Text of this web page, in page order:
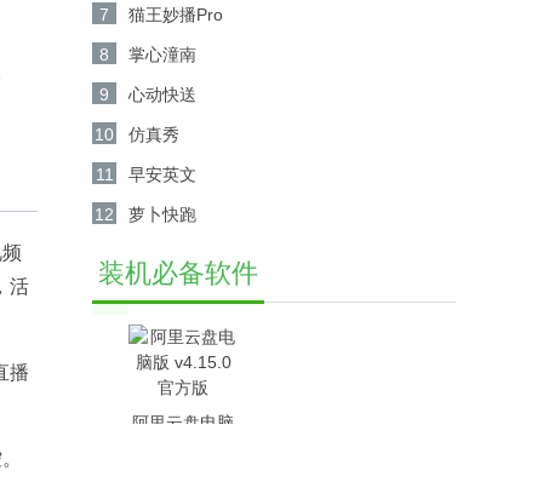
活
播
7 猫王妙播Pro
8 掌心潼南
9 心动快送
10 仿真秀
11 早安英文
12 萝卜快跑
装机必备软件
阿里云盘电脑